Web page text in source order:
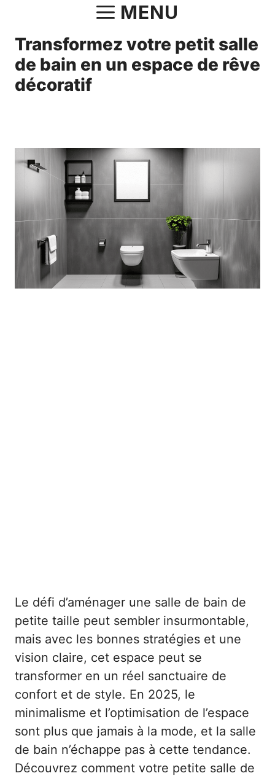
contenu
MENU
Transformez votre petit salle
de bain en un espace de rêve
décoratif
Le défi d’aménager une salle de bain de
petite taille peut sembler insurmontable,
mais avec les bonnes stratégies et une
vision claire, cet espace peut se
transformer en un réel sanctuaire de
confort et de style. En 2025, le
minimalisme et l’optimisation de l’espace
sont plus que jamais à la mode, et la salle
de bain n’échappe pas à cette tendance.
Découvrez comment votre petite salle de